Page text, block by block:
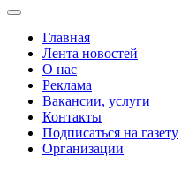
Главная
Лента новостей
О нас
Реклама
Вакансии, услуги
Контакты
Подписаться на газету
Организации